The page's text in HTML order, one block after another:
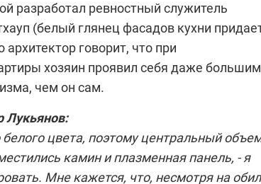
разработал ревностный служитель
(белый глянец фасадов кухни
говорит, что при
хозяин проявил себя даже большим
чем он сам.
Лукьянов:
цвета, поэтому центральный
камин и плазменная панель, - я
Мне кажется, что, несмотря на